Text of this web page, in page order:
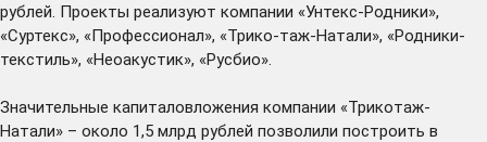
рублей. Проекты реализуют компании «Унтекс-Родники»,
«Суртекс», «Профессионал», «Трико-таж-Натали», «Родники-
текстиль», «Неоакустик», «Русбио».
Значительные капиталовложения компании «Трикотаж-
Натали» – около 1,5 млрд рублей позволили построить в